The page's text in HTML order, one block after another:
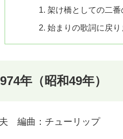
架け橋としての二番
始まりの歌詞に戻り
年（昭和49年）
編曲：チューリップ